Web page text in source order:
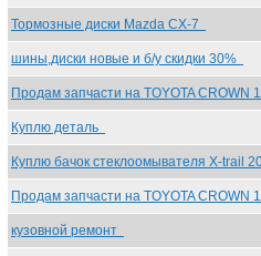
Тормозные диски Mazda CX-7
шины,диски новые и б/у скидки 30%
Продам запчасти на TOYOTA CROWN
Куплю деталь
Куплю бачок стеклоомывателя X-trail
Продам запчасти на TOYOTA CROWN
кузовной ремонт